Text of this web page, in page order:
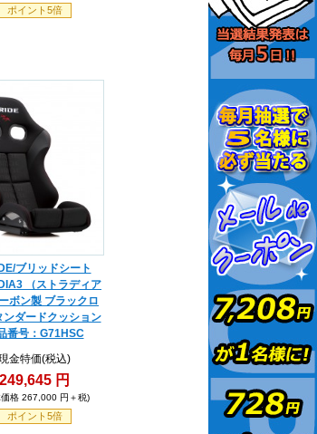
ポイント5倍
ブリッドシート
（ストラディア
ボン製 ブラックロ
ンダードクッション
番号：G71HSC
金特価(税込)
249,645 円
格 267,000 円＋税)
ポイント5倍